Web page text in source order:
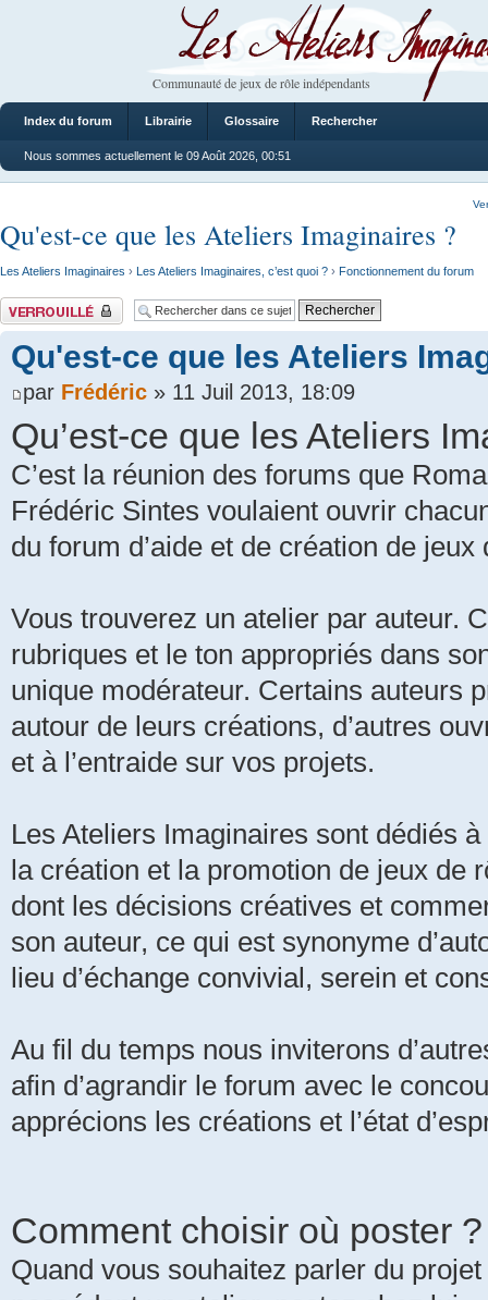
Les Ateliers Imaginaires
Communauté de jeux de rôle indépendants
Index du forum Librairie Glossaire Rechercher
Nous sommes actuellement le 09 Août 2026, 00:51
Qu'est-ce que les Ateliers Imaginaires ?
Les Ateliers Imaginaires › Les Ateliers Imaginaires, c’est quoi ? › Fonctionnement du forum
Sujet verrouillé
Qu'est-ce que les Ateliers
par Frédéric » 11 Juil 2013, 18:09
Qu’est-ce que les Ateliers
C’est la réunion des forums que
Frédéric Sintes voulaient ouvrir
du forum d’aide et de création de
Vous trouverez un atelier par auteur.
rubriques et le ton appropriés dans
unique modérateur. Certains auteurs
autour de leurs créations, d’autres
et à l’entraide sur vos projets.
Les Ateliers Imaginaires sont dédiés
la création et la promotion de jeux de
dont les décisions créatives et
son auteur, ce qui est synonyme
lieu d’échange convivial, serein et
Au fil du temps nous inviterons
afin d’agrandir le forum avec le
apprécions les créations et l’état
Comment choisir où poster ?
Quand vous souhaitez parler du